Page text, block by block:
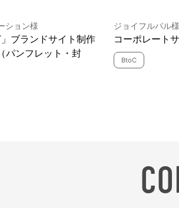
ション様
ブランドサイト制作
パンフレット・封
ジョイフルパル様
コーポレート
BtoC